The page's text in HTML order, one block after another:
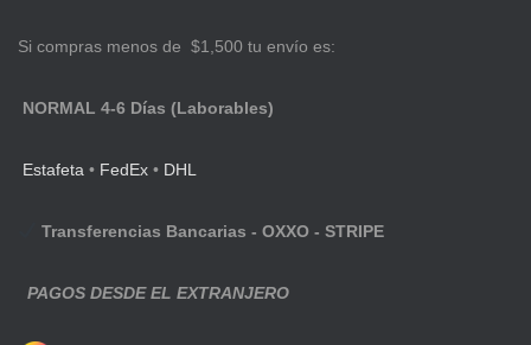
Si compras menos de $1,500 tu envío es:
NORMAL 4-6 Días (Laborables)
Estafeta • FedEx • DHL
Transferencias Bancarias - OXXO - STRIPE
PAGOS DESDE EL EXTRANJERO